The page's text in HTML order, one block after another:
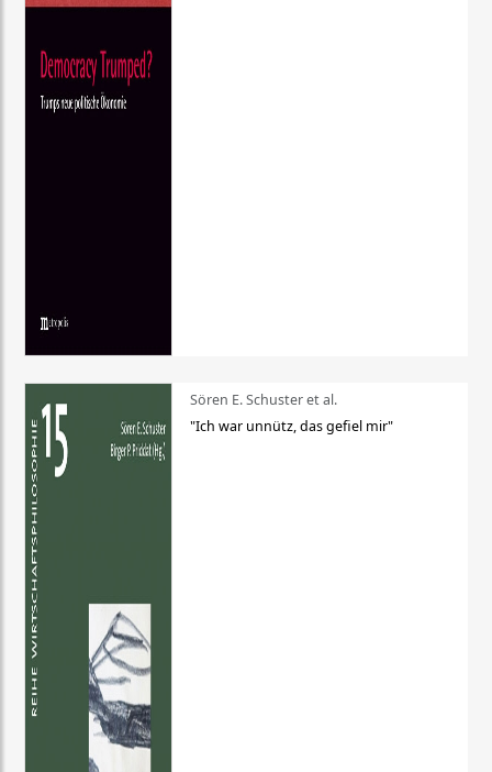
Sören E. Schuster et al.
"Ich war unnütz, das gefiel mir"